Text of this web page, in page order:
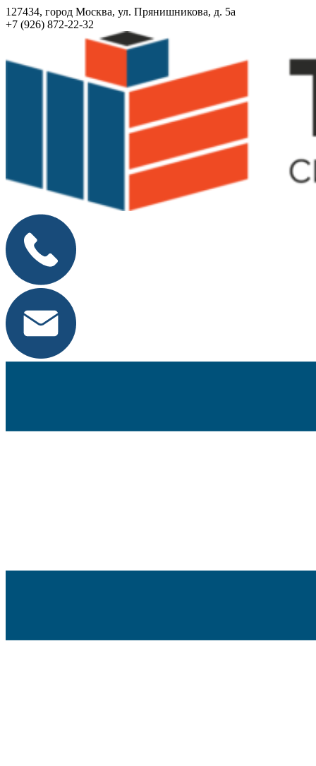
127434, город Москва, ул. Прянишникова, д. 5а
+7 (926) 872-22-32